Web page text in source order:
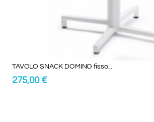
TAVOLO SNACK DOMINO fisso...
275,00 €